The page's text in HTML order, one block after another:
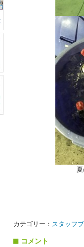
カテゴリー： スタッフ
コメント